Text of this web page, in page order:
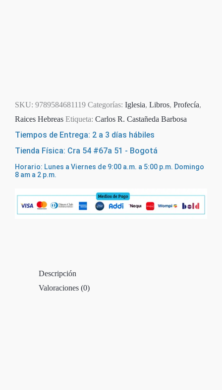
SKU: 9789584681119 Categorías: Iglesia, Libros, Profecía,
Raices Hebreas Etiqueta: Carlos R. Castañeda Barbosa
Tiempos de Entrega: 2 a 3 días hábiles
Tienda Física: Cra 54 #67a 51 - Bogotá
Horario: Lunes a Viernes de 9:00 a.m. a 5:00 p.m. Domingo
8 am a 2 p.m.
Descripción
Valoraciones (0)